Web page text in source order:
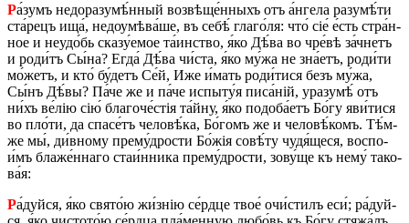
Ра́зумъ не­до­разу­мѣ́н­ный воз­вѣ­ще́н­ныхъ отъ а́н­ге­ла разу­мѣ́­ти
ста́­рецъ ища́, не­доу­мѣ­ва́­ше, въ себѣ́ гла­го́­ля: что́ сіе́ е́сть стра́н­
ное и не­у­до́бь ска­зу́­е­мое та́­ин­ство, я́ко Дѣ́ва во чре́­вѣ за́ч­нетъ
и ро­ди́тъ Сы́на? Егда́ Дѣ́ва чи́­ста, я́ко му́жа не зна́­етъ, ро­ди́­ти
мо́­жетъ, и кто́ бу́­детъ Се́й, Иже и́мать ро­ди́­ти­ся безъ му́жа,
Сы́нъ Дѣ́вы? Па́че же и па́че ис­пы­ту́я пи­са́ній, уразу­мѣ́ отъ
ни́хъ ве́лію сію́ бла­го­че́­стія та́й­ну, я́ко по­до­ба́­етъ Бо́гу яви́­ти­ся
во пло́­ти, да спа­се́тъ че­ло­вѣ́­ка, Бо́­гомъ же и че­ло­вѣ́­комъ. Тѣ́м­
же мы́, ди́в­но­му пре­му́­дро­сти Бо́жія со­вѣ́ту чудя́щеся, вос­по­
и́мъ бла­же́н­на­го ста­и́н­ни­ка пре­му́­дро­сти, зо­ву́­ще къ нему́ та­ко­
ва́я:
Ра́дуй­ся, я́ко свято́ю жи́знію се́рд­це твое́ очи́­стилъ еси́; ра́дуй­